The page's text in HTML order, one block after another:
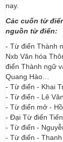
nay.
Các cuốn từ
nguồn từ điển:
- Từ điển Thành
Nxb Văn hóa
điển Thành ngữ
Quang Hào…
- Từ điển - Khai
- Từ điển - Lê
- Từ điển mở -
- Đại Từ điển
- Từ điển -
- Từ điển - Thanh